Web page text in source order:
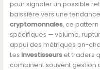
pour signaler un possible
baissière vers une
cryptomonnaies, ce
spécifiques — volume,
appui des métriques on-
Les investisseurset traders
combinent souvent gestion